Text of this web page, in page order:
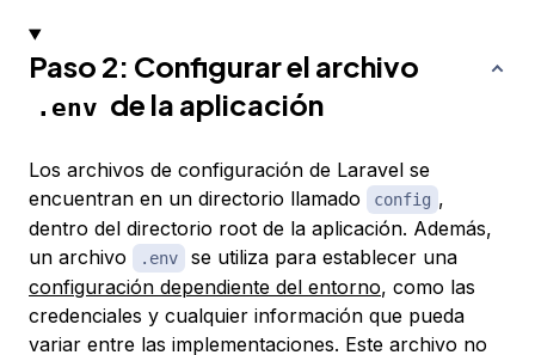
Paso 2: Configurar el archivo
.env de la aplicación
Los archivos de configuración de Laravel se
encuentran en un directorio llamado
config ,
dentro del directorio root de la aplicación. Además,
un archivo
.env
se utiliza para establecer una
configuración dependiente del entorno, como las
credenciales y cualquier información que pueda
variar entre las implementaciones. Este archivo no